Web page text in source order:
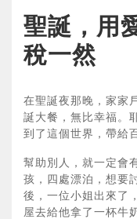
聖誕，用
稅一然
在聖誕夜那晚，家家
誕大餐，無比幸福。
到了這個世界，帶給
幫助別人，就一定會
孩，四處漂泊，想要
後，一位小姐出來了
屋去給他拿了一杯牛